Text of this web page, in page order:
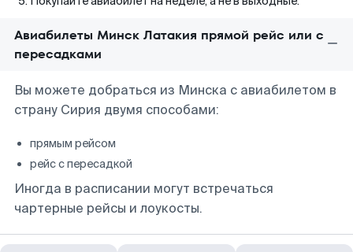
Авиабилеты Минск Латакия прямой рейс или с
пересадками
Вы можете добраться из Минска с авиабилетом в
страну Сирия двумя способами:
прямым рейсом
рейс с пересадкой
Иногда в расписании могут встречаться
чартерные рейсы и лоукосты.